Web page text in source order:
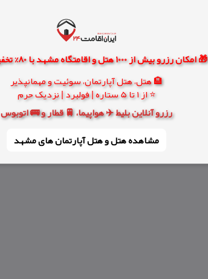
🎁 امکان رزرو بیش از 1000 هتل و اقامتگاه مشهد با 80% تخفیف واقعی
🏨 هتل، هتل آپارتمان، سوئیت و مهمانپذیر
⭐ از 1 تا 5 ستاره | فولبرد | نزدیک حرم
رزرو آنلاین بلیط ✈️ هواپیما، 🚆 قطار و 🚌 اتوبوس
مشاهده هتل و هتل‌ آپارتمان های مشهد